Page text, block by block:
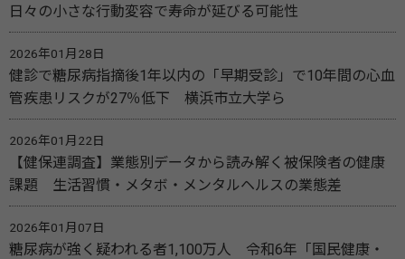
日々の小さな行動変容で寿命が延びる可能性
2026年01月28日
健診で糖尿病指摘後1年以内の「早期受診」で10年間の心血
管疾患リスクが27％低下 横浜市立大学ら
2026年01月22日
【健保連調査】業態別データから読み解く被保険者の健康
課題 生活習慣・メタボ・メンタルヘルスの業態差
2026年01月07日
糖尿病が強く疑われる者1,100万人 令和6年「国民健康・